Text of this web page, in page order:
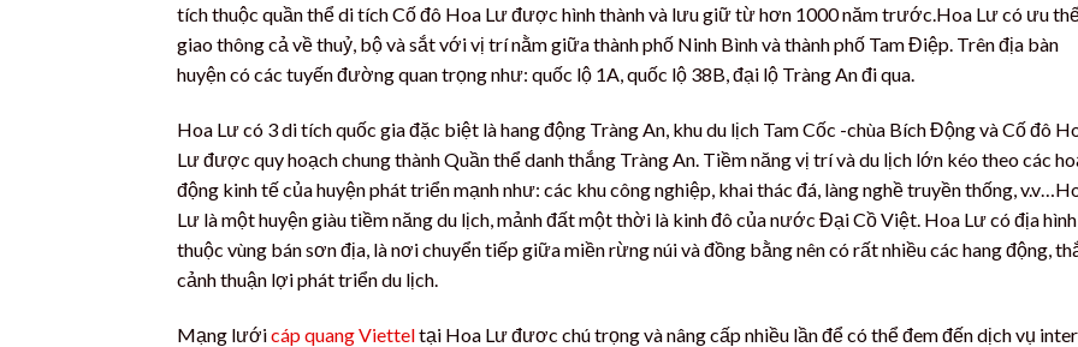
tích thuộc quần thể di tích Cố đô Hoa Lư được hình thành và lưu giữ từ hơn 1000 năm trước.Hoa Lư có ưu
giao thông cả về thuỷ, bộ và sắt với vị trí nằm giữa thành phố Ninh Bình và thành phố Tam Điệp. Trên địa bàn
huyện có các tuyến đường quan trọng như: quốc lộ 1A, quốc lộ 38B, đại lộ Tràng An đi qua.
Hoa Lư có 3 di tích quốc gia đặc biệt là hang động Tràng An, khu du lịch Tam Cốc -chùa Bích Động và Cố đô
Lư được quy hoạch chung thành Quần thể danh thắng Tràng An. Tiềm năng vị trí và du lịch lớn kéo theo các
động kinh tế của huyện phát triển mạnh như: các khu công nghiệp, khai thác đá, làng nghề truyền thống,
Lư là một huyện giàu tiềm năng du lịch, mảnh đất một thời là kinh đô của nước Đại Cồ Việt. Hoa Lư có địa hình
thuộc vùng bán sơn địa, là nơi chuyển tiếp giữa miền rừng núi và đồng bằng nên có rất nhiều các hang động,
cảnh thuận lợi phát triển du lịch.
Mạng lướicáp quang Vietteltại Hoa Lư đươc chú trọng và nâng cấp nhiều lần để có thể đem đến dịch vụ